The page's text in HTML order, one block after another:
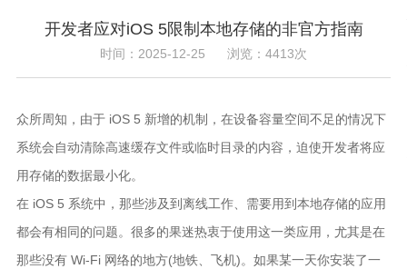
开发者应对iOS 5限制本地存储的非官方指南
时间：2025-12-25 浏览：4413次
众所周知，由于 iOS 5 新增的机制，在设备容量空间不足的情况下
系统会自动清除高速缓存文件或临时目录的内容，迫使开发者将应
用存储的数据最小化。
在 iOS 5 系统中，那些涉及到离线工作、需要用到本地存储的应用
都会有相同的问题。很多的果迷热衷于使用这一类应用，尤其是在
那些没有 Wi-Fi 网络的地方(地铁、飞机)。如果某一天你安装了一